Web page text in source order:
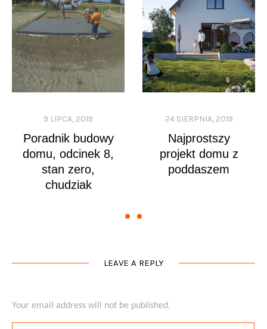
9 LIPCA, 2019
Poradnik budowy
domu, odcinek 8,
stan zero,
chudziak
24 SIERPNIA, 2019
Najprostszy
projekt domu z
poddaszem
LEAVE A REPLY
Your email address will not be published.